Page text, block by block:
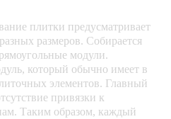
плитки предусматривает
размеров. Собирается
модули.
который обычно имеет в
элементов. Главный
привязки к
Таким образом, каждый